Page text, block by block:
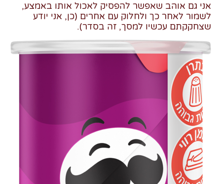
אני גם אוהב שאפשר להפסיק לאכול אותו באמצע,
לשמור לאחר כך ולחלוק עם אחרים (כן, אני יודע
שצחקקתם עכשיו למסך, זה בסדר).